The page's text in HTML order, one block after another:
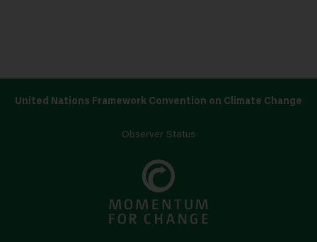
United Nations Framework Convention on Climate Change
Observer Status